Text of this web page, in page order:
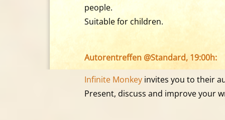
people.
Suitable for children.
Autorentreffen @Standard, 19:00h:
Infinite Monkey invites you to their
Present, discuss and improve your